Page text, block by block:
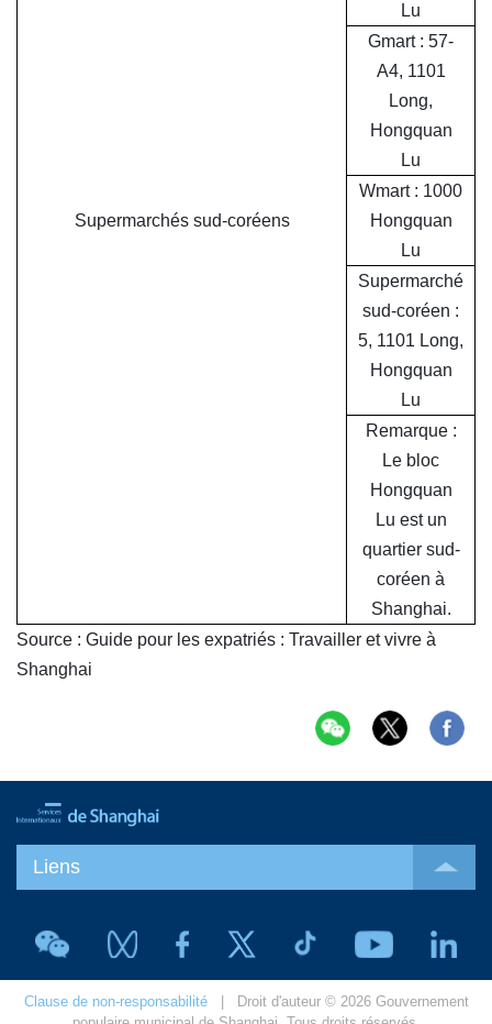
Supermarchés sud-coréens
Lu
Gmart : 57-
A4, 1101
Long,
Hongquan
Lu
Wmart : 1000
Hongquan
Lu
Supermarché
sud-coréen :
5, 1101 Long,
Hongquan
Lu
Remarque :
Le bloc
Hongquan
Lu est un
quartier sud-
coréen à
Shanghai.
Source : Guide pour les expatriés : Travailler et vivre à
Shanghai
Liens
Clause de non-responsabilité| Droit d'auteur © 2026 Gouvernement